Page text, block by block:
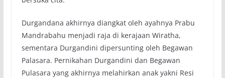
Durgandana akhirnya diangkat oleh ayahnya Prabu
Mandrabahu menjadi raja di kerajaan Wiratha,
sementara Durgandini dipersunting oleh Begawan
Palasara. Pernikahan Durgandini dan Begawan
Pulasara yang akhirnya melahirkan anak yakni Resi